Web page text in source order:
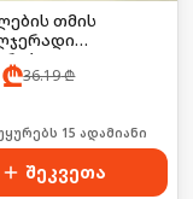
თმის
₾36.19₾
ში იყიდა 19-მა
შეკვეთა